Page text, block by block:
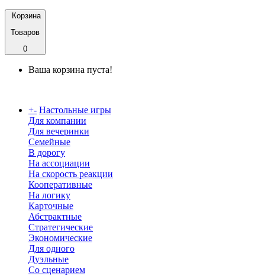
Корзина
Товаров
0
Ваша корзина пуста!
+- Настольные игры
Для компании
Для вечеринки
Семейные
В дорогу
На ассоциации
На скорость реакции
Кооперативные
На логику
Карточные
Абстрактные
Стратегические
Экономические
Для одного
Дуэльные
Со сценарием